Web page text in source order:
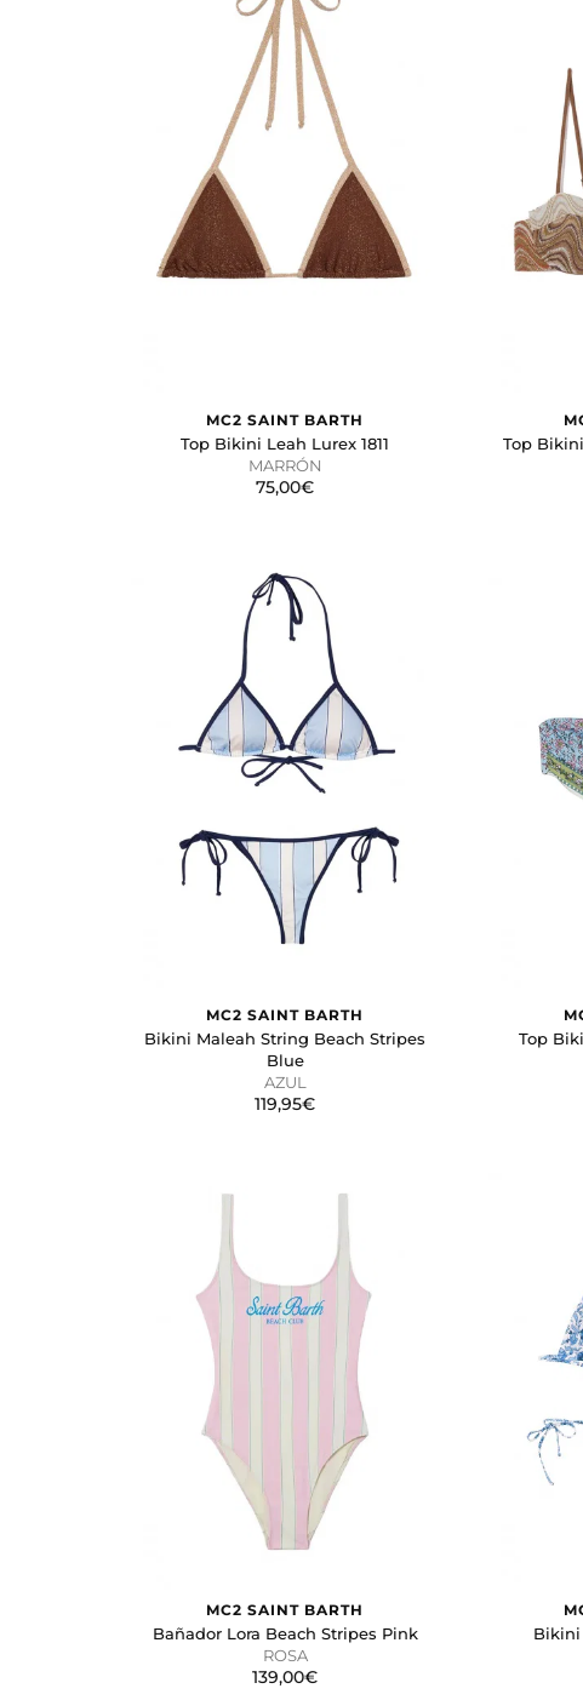
MC2 SAINT BARTH
Top Bikini Leah Lurex 1811
MARRÓN
75,00€
Top
MC2 SAINT BARTH
Bikini Maleah String Beach Stripes
Blue
AZUL
119,95€
Top
MC2 SAINT BARTH
Bañador Lora Beach Stripes Pink
ROSA
139,00€
Bikini
CONFIGURACIÓN DE
Cookies necesarias
Estas cookies son necesarias
configurar su navegador para
cookies no almacenan ninguna
Cookies de rendimiento y
Estas cookies nos permiten
mejorarlo. Nos ayudan a saber
Cookies de preferencias
Estas cookies permiten a la
aspecto que tiene, como su
GUARDAR
Puedes volver a configurar tus
política de cookies